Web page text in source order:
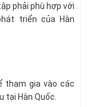
phải phù hợp với
triển của Hàn
tham gia vào các
tại Hàn Quốc.